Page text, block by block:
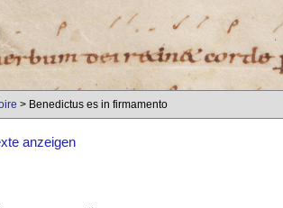
> Benedictus es in firmamento
anzeigen